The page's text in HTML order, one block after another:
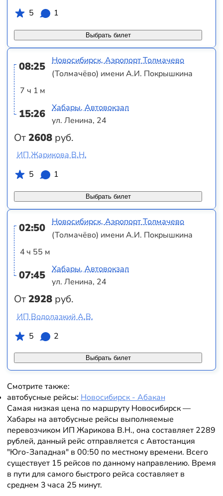
Выбрать билет
5
1
08:25
7 ч 1 м
15:26
От2608 руб.
Новосибирск, Аэропорт Толмачево
(Толмачёво) имени А.И. Покрышкина
Хабары, Автовокзал
ул. Ленина, 24
Выбрать билет
ИП Жарикова В.Н.
5
1
02:50
4 ч 55 м
07:45
От2928 руб.
Новосибирск, Аэропорт Толмачево
(Толмачёво) имени А.И. Покрышкина
Хабары, Автовокзал
ул. Ленина, 24
Выбрать билет
ИП Водолазкий А.В.
5
2
Смотрите также:
автобусные рейсы: Новосибирск - Абакан
Самая низкая цена по маршруту Новосибирск —
Хабары на автобусные рейсы выполняемые
перевозчиком ИП Жарикова В.Н., она составляет 2289
рублей, данный рейс отправляется с Автостанция
"Юго-Западная" в 00:50 по местному времени. Всего
существует 15 рейсов по данному направлению. Время
в пути для самого быстрого рейса составляет в
среднем 3 часа 25 минут.